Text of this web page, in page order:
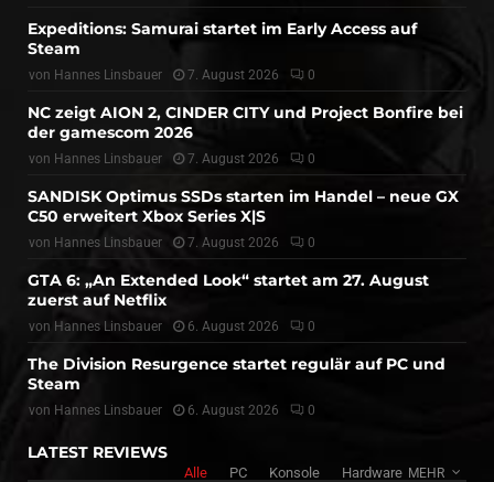
Expeditions: Samurai startet im Early Access auf
Steam
von Hannes Linsbauer 7. August 2026 0
NC zeigt AION 2, CINDER CITY und Project Bonfire bei
der gamescom 2026
von Hannes Linsbauer 7. August 2026 0
SANDISK Optimus SSDs starten im Handel – neue GX
C50 erweitert Xbox Series X|S
von Hannes Linsbauer 7. August 2026 0
GTA 6: „An Extended Look“ startet am 27. August
zuerst auf Netflix
von Hannes Linsbauer 6. August 2026 0
The Division Resurgence startet regulär auf PC und
Steam
von Hannes Linsbauer 6. August 2026 0
LATEST REVIEWS
Alle PC Konsole Hardware MEHR